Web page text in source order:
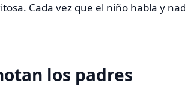
Cada vez que el niño habla y
los padres